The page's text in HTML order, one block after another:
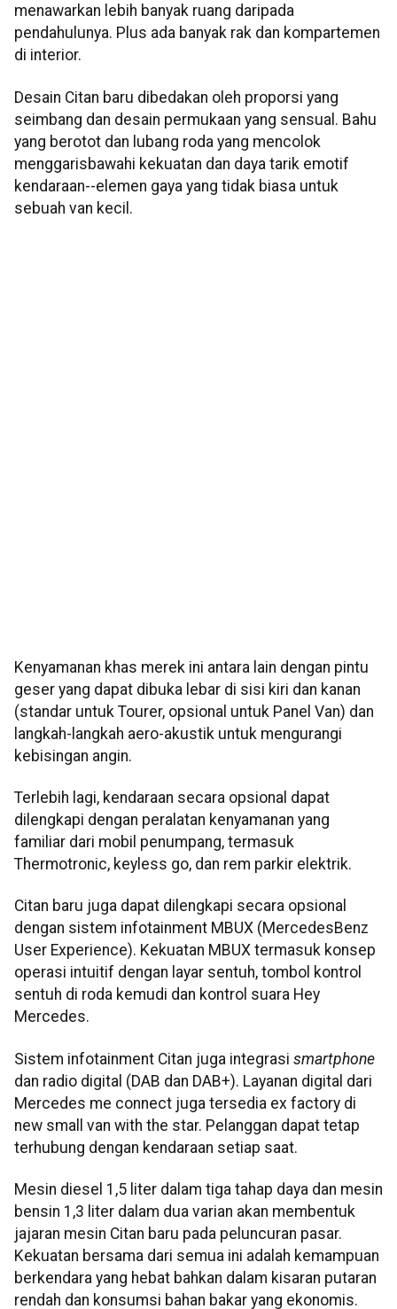
menawarkan lebih banyak ruang daripada
pendahulunya. Plus ada banyak rak dan kompartemen
di interior.
Desain Citan baru dibedakan oleh proporsi yang
seimbang dan desain permukaan yang sensual. Bahu
yang berotot dan lubang roda yang mencolok
menggarisbawahi kekuatan dan daya tarik emotif
kendaraan--elemen gaya yang tidak biasa untuk
sebuah van kecil.
Kenyamanan khas merek ini antara lain dengan pintu
geser yang dapat dibuka lebar di sisi kiri dan kanan
(standar untuk Tourer, opsional untuk Panel Van) dan
langkah-langkah aero-akustik untuk mengurangi
kebisingan angin.
Terlebih lagi, kendaraan secara opsional dapat
dilengkapi dengan peralatan kenyamanan yang
familiar dari mobil penumpang, termasuk
Thermotronic, keyless go, dan rem parkir elektrik.
Citan baru juga dapat dilengkapi secara opsional
dengan sistem infotainment MBUX (MercedesBenz
User Experience). Kekuatan MBUX termasuk konsep
operasi intuitif dengan layar sentuh, tombol kontrol
sentuh di roda kemudi dan kontrol suara Hey
Mercedes.
Sistem infotainment Citan juga integrasi smartphone
dan radio digital (DAB dan DAB+). Layanan digital dari
Mercedes me connect juga tersedia ex factory di
new small van with the star. Pelanggan dapat tetap
terhubung dengan kendaraan setiap saat.
Mesin diesel 1,5 liter dalam tiga tahap daya dan mesin
bensin 1,3 liter dalam dua varian akan membentuk
jajaran mesin Citan baru pada peluncuran pasar.
Kekuatan bersama dari semua ini adalah kemampuan
berkendara yang hebat bahkan dalam kisaran putaran
rendah dan konsumsi bahan bakar yang ekonomis.